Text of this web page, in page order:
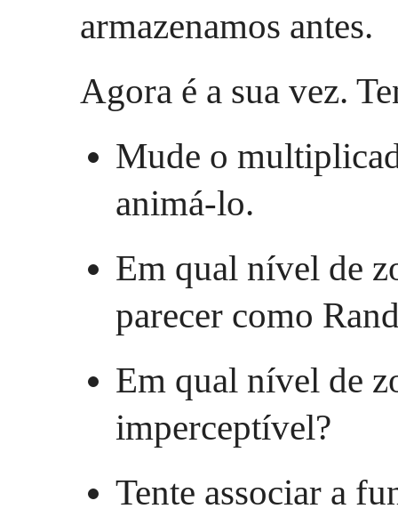
armazenamos antes.
Agora é a sua vez.
Mude o
animá-lo.
Em qual nível de
parecer como
Em qual nível de
imperceptível?
Tente associar a